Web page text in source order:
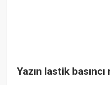
Yazın lastik basıncı